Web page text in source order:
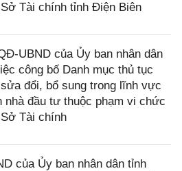
Tài chính tỉnh Điện Biên
UBND của Ủy ban nhân dân
công bố Danh mục thủ tục
đổi, bổ sung trong lĩnh vực
nhà đầu tư thuộc phạm vi chức
Tài chính
của Ủy ban nhân dân tỉnh